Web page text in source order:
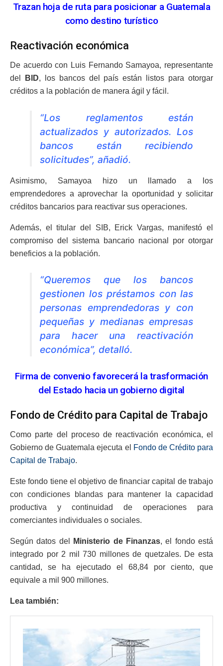
Trazan hoja de ruta para posicionar a Guatemala
como destino turístico
Reactivación económica
De acuerdo con Luis Fernando Samayoa, representante
del
BID, los bancos del país están listos para otorgar
créditos a la población de manera ágil y fácil.
“Los reglamentos están
actualizados y autorizados. Los
bancos están recibiendo
solicitudes”, añadió.
Asimismo, Samayoa hizo un llamado a los
emprendedores a aprovechar la oportunidad y solicitar
créditos bancarios para reactivar sus operaciones.
Además, el titular del SIB, Erick Vargas, manifestó el
compromiso del sistema bancario nacional por otorgar
beneficios a la población.
“Queremos que los bancos
gestionen los préstamos con las
personas emprendedoras y con
pequeñas y medianas empresas
para hacer una reactivación
económica”, detalló.
Firma de convenio favorecerá la trasformación
del Estado hacia un gobierno digital
Fondo de Crédito para Capital de Trabajo
Como parte del proceso de reactivación económica, el
Gobierno de Guatemala ejecuta el Fondo de Crédito para
Capital de Trabajo.
Este fondo tiene el objetivo de financiar capital de trabajo
con condiciones blandas para mantener la capacidad
productiva y continuidad de operaciones para
comerciantes individuales o sociales.
Según datos del Ministerio de Finanzas, el fondo está
integrado por 2 mil 730 millones de quetzales. De esta
cantidad, se ha ejecutado el 68,84 por ciento, que
equivale a mil 900 millones.
Lea también: